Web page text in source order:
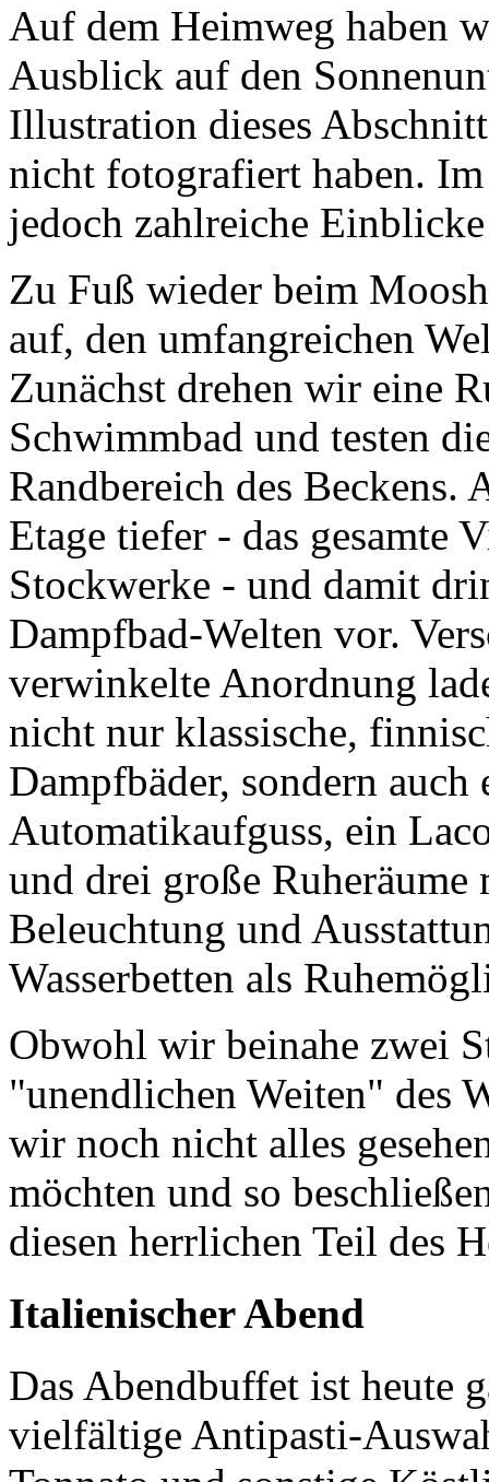
Auf dem Heimweg haben
Ausblick auf den
Illustration dieses
nicht fotografiert haben.
jedoch zahlreiche
Zu Fuß wieder beim
auf, den umfangreichen
Zunächst drehen wir eine
Schwimmbad und testen
Randbereich des Beckens.
Etage tiefer - das gesamte
Stockwerke - und damit
Dampfbad-Welten vor.
verwinkelte Anordnung
nicht nur klassische,
Dampfbäder, sondern
Automatikaufguss, ein
und drei große
Beleuchtung und
Wasserbetten als
Obwohl wir beinahe zwei
"unendlichen Weiten" des
wir noch nicht alles
möchten und so
diesen herrlichen Teil des
Italienischer Abend
Das Abendbuffet ist heute
vielfältige Antipasti-